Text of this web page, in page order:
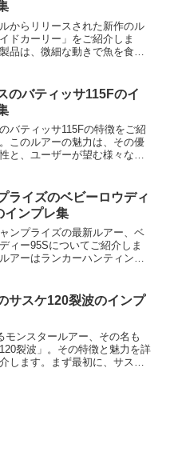
からリリースされた新作のル
ドカーリー」をご紹介しま
品は、微細な動きで魚を食い
す。「タイドカーリー」は、
にリブを設けたハ...
のバティッサ115Fのイ
バティッサ115Fの特徴をご紹
このルアーの魅力は、その優
と、ユーザーが望む様々な状
は機敏なウォブリングを排除
ロール...
ライズのベビーロウディ
インプレ集
ンプライズの最新ルアー、ベ
ィー95Sについてご紹介しま
アーはランカーハンティング
果を叩き出しています。さら
徴を詳しく見...
サスケ120裂波のインプ
モンスタールアー、その名も
120裂波」。その特徴と魅力を詳
します。まず最初に、サスケ